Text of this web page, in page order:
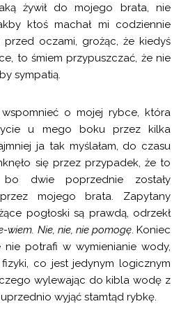
żywił do mojego brata, nie
ktoś machał mi codziennie
oczami, grożąc, że kiedyś
to śmiem przypuszczać, że nie
sympatią.
o mojej rybce, która
u mego boku przez kilka
ja tak myślałam, do czasu
się przez przypadek, że to
dwie poprzednie zostały
mojego brata. Zapytany
pogłoski są prawdą, odrzekł
wiem. Nie, nie, nie pomogę. Koniec
nie potrafi w wymienianie wody,
co jest jedynym logicznym
wylewając do kibla wodę z
wyjąć stamtąd rybkę.